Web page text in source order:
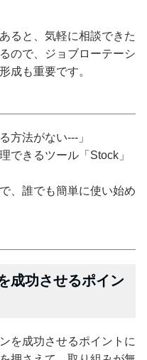
ると、気軽に相談できた
ので、ジョブローテーシ
成も重要です。
方法がない---」
できるツール「Stock」
、誰でも簡単に使い始め
成功させるポイン
を成功させるポイントに